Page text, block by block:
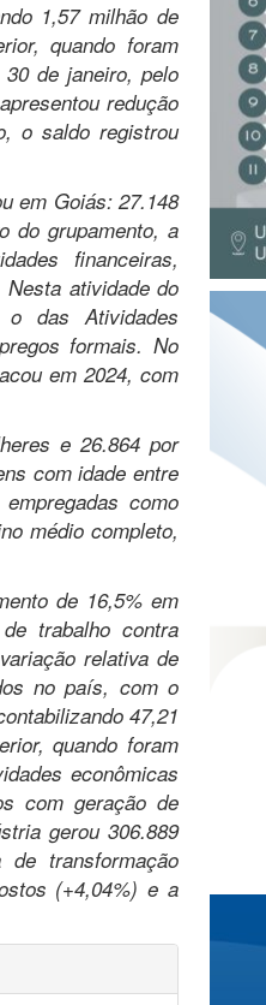
1,57 milhão de
quando foram
de janeiro, pelo
redução
o saldo registrou
em Goiás: 27.148
do grupamento, a
financeiras,
atividade do
das Atividades
formais. No
em 2024, com
e 26.864 por
com idade entre
como
médio completo,
de 16,5% em
trabalho contra
relativa de
no país, com o
47,21
quando foram
econômicas
com geração de
gerou 306.889
transformação
(+4,04%) e a